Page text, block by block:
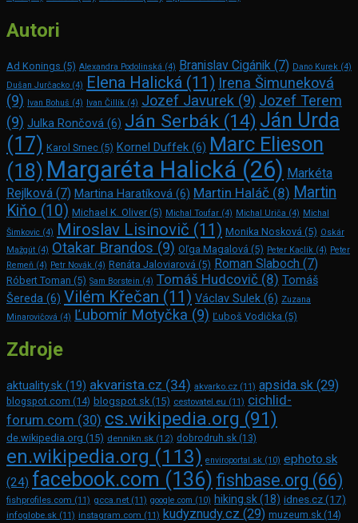
Autori
Ad Konings (5) Alexandra Podolinská (4) Branislav Cigánik (7) Dano Kurek (4)
Dušan Jurčacko (4) Elena Halická (11) Irena Šimuneková
(9) Ivan Bohuš (4) Ivan Čillík (4) Jozef Javurek (9) Jozef Terem
(9) Julka Rončová (6) Ján Serbák (14) Ján Urda
(17) Karol Srnec (5) Kornel Duffek (6) Marc Elie­son
(18) Margaréta Halická (26) Markéta
Rejlková (7) Martina Haratíková (6) Martin Haláč (8) Martin
Kiňo (10) Michael K. Oliver (5) Michal Toufar (4) Michal Uriča (4) Michal
Šimkovic (4) Miroslav Lisinovič (11) Monika Nosková (5) Oskár
Mažgút (4) Otakar Brandos (9) Oľga Magalová (5) Peter Kaclík (4) Peter
Remeň (4) Petr Novák (4) Renáta Jaloviarová (5) Roman Slaboch (7)
Róbert Toman (5) Sam Bors­tein (4) Tomáš Hudcovič (8) Tomáš
Šereda (6) Vilém Křečan (11) Václav Sulek (6) Zuzana
Minarovičová (4) Ľubomír Motyčka (9) Ľuboš Vodička (5)
Zdroje
aktuality.sk (19) akvarista.cz (34) akvarko.cz (11) apsida.sk (29)
blogspot.com (14) blogspot.sk (15) cestovatel.eu (11) cichlid-
forum.com (30) cs.wikipedia.org (91)
de.wikipedia.org (15) dennikn.sk (12) dobrodruh.sk (13)
en.wikipedia.org (113) enviroportal.sk (10) ephoto.sk
(24) facebook.com (136) fishbase.org (66)
fishprofiles.com (11) gcca.net (11) google.com (10) hiking.sk(18) idnes.cz(17)
infoglobe.sk (11) instagram.com (11) kudyznudy.cz (29) muzeum.sk (14)